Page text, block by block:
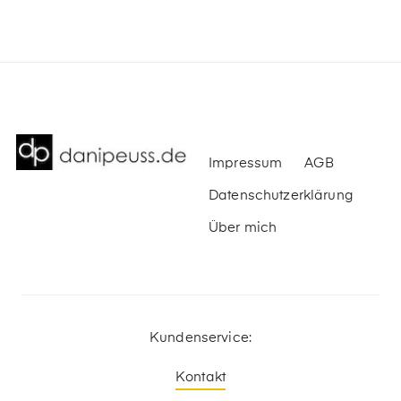
Impressum AGB
Datenschutzerklärung
Über mich
Kundenservice:
Kontakt